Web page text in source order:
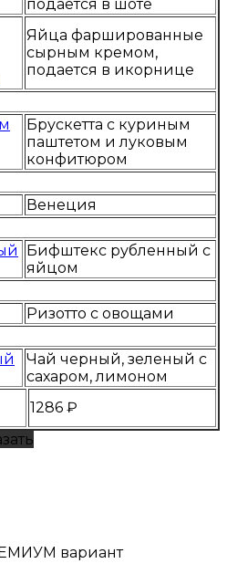
подается в шоте
Яйца фаршированные
сырным кремом,
подается в икорнице
Брускетта с куриным
паштетом и луковым
конфитюром
Венеция
Бифштекс рубленный с
яйцом
Ризотто с овощами
Чай черный, зеленый с
сахаром, лимоном
1286 ₽